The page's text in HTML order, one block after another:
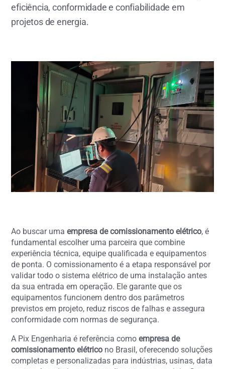
eficiência, conformidade e confiabilidade em
projetos de energia.
Ao buscar umaempresa de comissionamento elétrico, é
fundamental escolher uma parceira que combine
experiência técnica, equipe qualificada e equipamentos
de ponta. O comissionamento é a etapa responsável por
validar todo o sistema elétrico de uma instalação antes
da sua entrada em operação. Ele garante que os
equipamentos funcionem dentro dos parâmetros
previstos em projeto, reduz riscos de falhas e assegura
conformidade com normas de segurança.
A Pix Engenharia é referência comoempresa de
comissionamento elétrico no Brasil, oferecendo soluções
completas e personalizadas para indústrias, usinas, data